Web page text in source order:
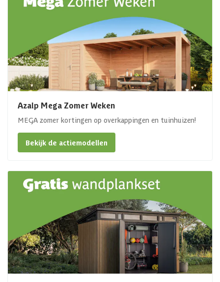
Azalp Mega Zomer Weken
MEGA zomer kortingen op overkappingen en tuinhuizen!
Bekijk de actiemodellen